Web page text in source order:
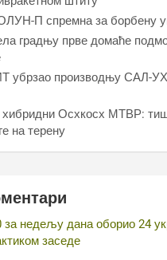
П спремна за борбену
градњу прве домаће
убрзао производњу САЛ-
хибридни Осхкосх МТВР:
на терену
недељу дана оборио 24
заседе